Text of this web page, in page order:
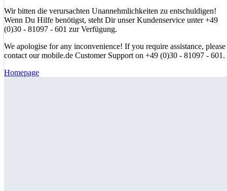
Wir bitten die verursachten Unannehmlichkeiten zu entschuldigen!
Wenn Du Hilfe benötigst, steht Dir unser Kundenservice unter +49
(0)30 - 81097 - 601 zur Verfügung.
We apologise for any inconvenience! If you require assistance, please
contact our mobile.de Customer Support on +49 (0)30 - 81097 - 601.
Homepage